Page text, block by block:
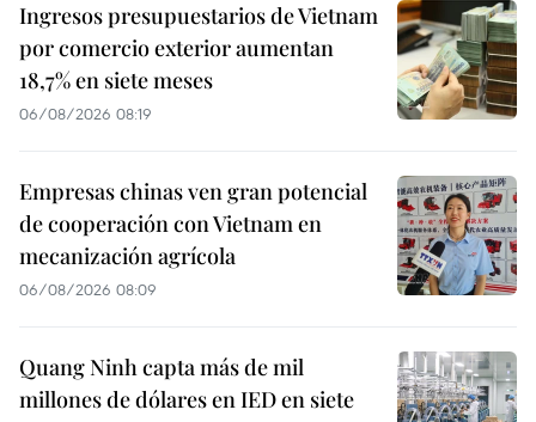
Ingresos presupuestarios de Vietnam
por comercio exterior aumentan
18,7% en siete meses
06/08/2026 08:19
Empresas chinas ven gran potencial
de cooperación con Vietnam en
mecanización agrícola
06/08/2026 08:09
Quang Ninh capta más de mil
millones de dólares en IED en siete